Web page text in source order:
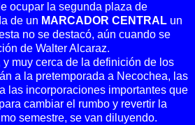
ocupar la segunda plaza de
de un MARCADOR CENTRAL un
no se destacó, aún cuando se
de Walter Alcaraz.
muy cerca de la definición de los
a la pretemporada a Necochea, las
las incorporaciones importantes que
cambiar el rumbo y revertir la
semestre, se van diluyendo.